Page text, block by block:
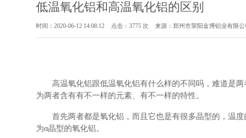
低温氧化铝和高温氧化铝的区别
时间：2020-06-12 14:08:12 点击：3775 次 来源：郑州市荥阳金博铝业有限公
高温氧化铝跟低温氧化铝有什么样的不同吗，难道是
为两者含有有不一样的元素、有不一样的特性。
首先两者都是氧化铝，而且它也是有很多晶型的，温
为α晶型的氧化铝。